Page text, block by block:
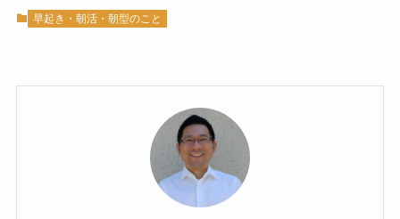
早起き・朝活・朝型のこと